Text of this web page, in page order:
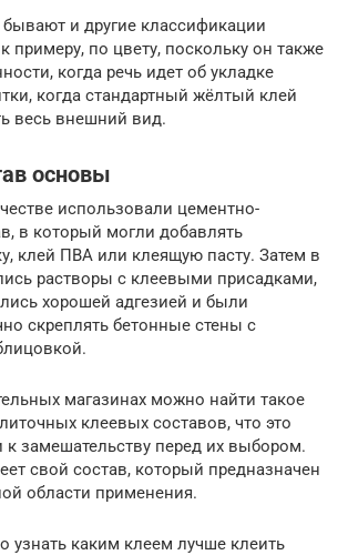
и другие классификации
примеру, по цвету, поскольку он также
когда речь идет об укладке
когда стандартный жёлтый клей
весь внешний вид.
основы
использовали цементно-
в который могли добавлять
клей ПВА или клеящую пасту. Затем в
растворы с клеевыми присадками,
хорошей адгезией и были
скреплять бетонные стены с
магазинах можно найти такое
клеевых составов, что это
к замешательству перед их выбором.
свой состав, который предназначен
области применения.
узнать каким клеем лучше клеить